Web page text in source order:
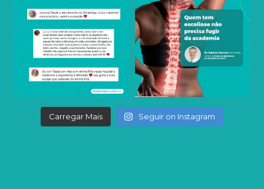
Carregar Mais Seguir on Instagram